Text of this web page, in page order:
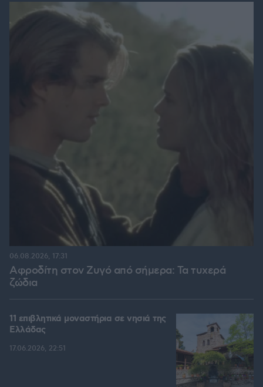
Αφροδίτη στον Ζυγό από σήμερα: Τα τυχερά
ζώδια
06.08.2026, 17:31
11 επιβλητικά μοναστήρια σε νησιά της
Ελλάδας
17.06.2026, 22:51